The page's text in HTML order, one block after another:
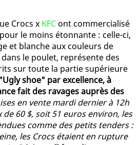
Crocs x KFC ont commercialisé
le moins étonnante : celle-ci,
et blanche aux couleurs de
le poulet, représente des
sur toute la partie supérieure
shoe" par excellence, à
fait des ravages auprès des
en vente mardi dernier à 12h
de 60 $, soit 51 euros environ, les
comme des petits tenders :
les Crocs étaient en rupture